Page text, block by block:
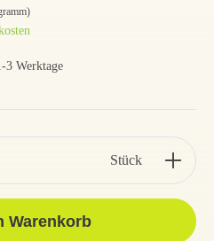
3 Werktage
Stück
Warenkorb